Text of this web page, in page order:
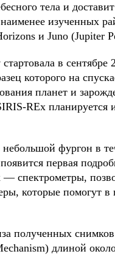
тела и
изученных
и Juno (Jupiter
в
которого на
планет и
REx планируется
фургон в
первая
спектрометры,
которые помогут
полученных
длиной